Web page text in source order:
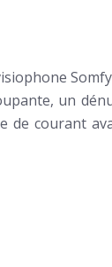
un
courant